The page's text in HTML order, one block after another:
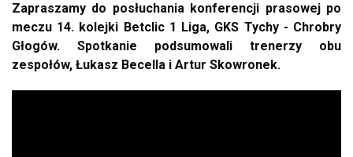
Zapraszamy do posłuchania konferencji prasowej po
meczu 14. kolejki Betclic 1 Liga, GKS Tychy - Chrobry
Głogów. Spotkanie podsumowali trenerzy obu
zespołów, Łukasz Becella i Artur Skowronek.